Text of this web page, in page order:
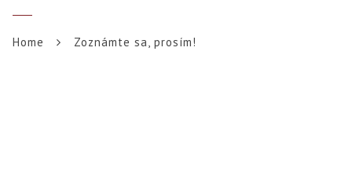
Home Zoznámte sa, prosím!